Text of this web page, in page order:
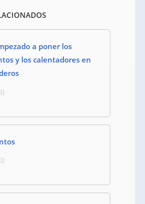
a poner los
y los calentadores en